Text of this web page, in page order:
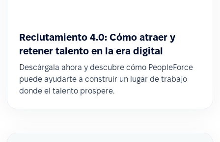
Reclutamiento 4.0: Cómo atraer y
retener talento en la era digital
Descárgala ahora y descubre cómo PeopleForce
puede ayudarte a construir un lugar de trabajo
donde el talento prospere.